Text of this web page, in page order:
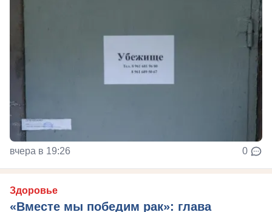
вчера в 19:26 0
Здоровье
«Вместе мы победим рак»: глава